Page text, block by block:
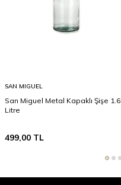
SAN MIGUEL
San Miguel Metal Kapaklı Şişe 1.6
Litre
499,00 TL